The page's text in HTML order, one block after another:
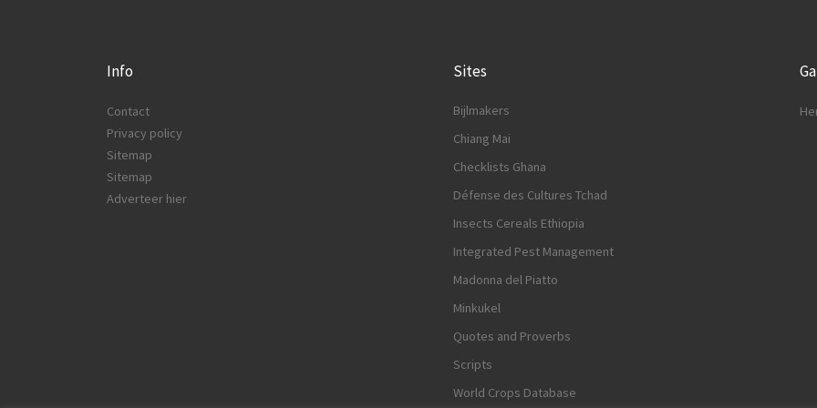
Info
Contact
Privacy policy
Sitemap
Sitemap
Adverteer hier
Sites
Bijlmakers
Chiang Mai
Checklists Ghana
Défense des Cultures Tchad
Insects Cereals Ethiopia
Integrated Pest Management
Madonna del Piatto
Minkukel
Quotes and Proverbs
Scripts
World Crops Database